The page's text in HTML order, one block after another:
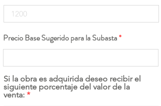
Precio Base Sugerido para la Subasta
Si la obra es adquirida deseo recibir el
siguiente porcentaje del valor de la
venta: